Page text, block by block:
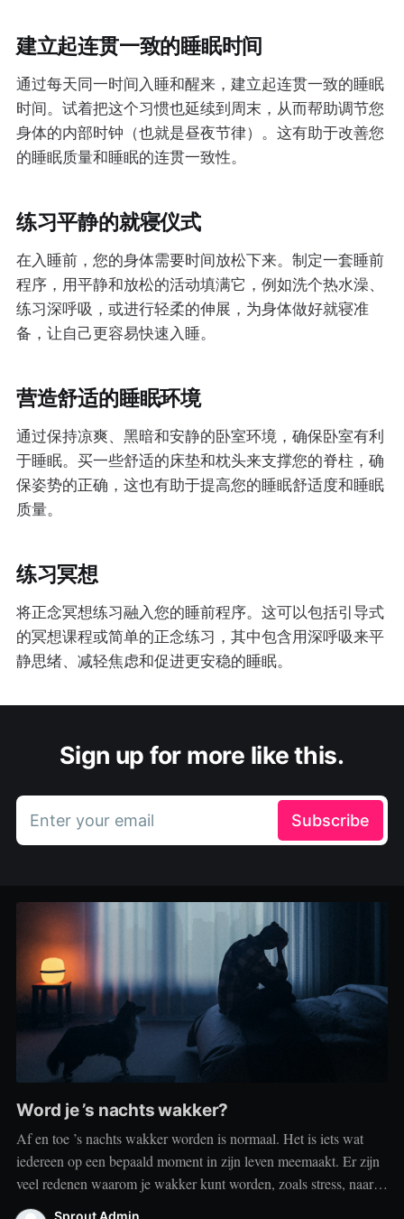
建立起连贯一致的睡眠时间
通过每天同一时间入睡和醒来，建立起连贯一致的睡眠
时间。试着把这个习惯也延续到周末，从而帮助调节您
身体的内部时钟（也就是昼夜节律）。这有助于改善您
的睡眠质量和睡眠的连贯一致性。
练习平静的就寝仪式
在入睡前，您的身体需要时间放松下来。制定一套睡前
程序，用平静和放松的活动填满它，例如洗个热水澡、
练习深呼吸，或进行轻柔的伸展，为身体做好就寝准
备，让自己更容易快速入睡。
营造舒适的睡眠环境
通过保持凉爽、黑暗和安静的卧室环境，确保卧室有利
于睡眠。买一些舒适的床垫和枕头来支撑您的脊柱，确
保姿势的正确，这也有助于提高您的睡眠舒适度和睡眠
质量。
练习冥想
将正念冥想练习融入您的睡前程序。这可以包括引导式
的冥想课程或简单的正念练习，其中包含用深呼吸来平
静思绪、减轻焦虑和促进更安稳的睡眠。
Sign up for more like this.
Enter your email Subscribe
Word je ’s nachts wakker?
Af en toe ’s nachts wakker worden is normaal. Het is iets wat
iedereen op een bepaald moment in zijn leven meemaakt. Er zijn
veel redenen waarom je wakker kunt worden, zoals stress, naar
het toilet moeten, je omgeving of medische aandoeningen die je